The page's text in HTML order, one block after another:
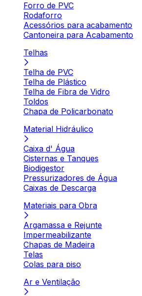
Forro de PVC
Rodaforro
Acessórios para acabamento
Cantoneira para Acabamento
Telhas
Telha de PVC
Telha de Plástico
Telha de Fibra de Vidro
Toldos
Chapa de Policarbonato
Material Hidráulico
Caixa d' Água
Cisternas e Tanques
Biodigestor
Pressurizadores de Água
Caixas de Descarga
Materiais para Obra
Argamassa e Rejunte
Impermeabilizante
Chapas de Madeira
Telas
Colas para piso
Ar e Ventilação